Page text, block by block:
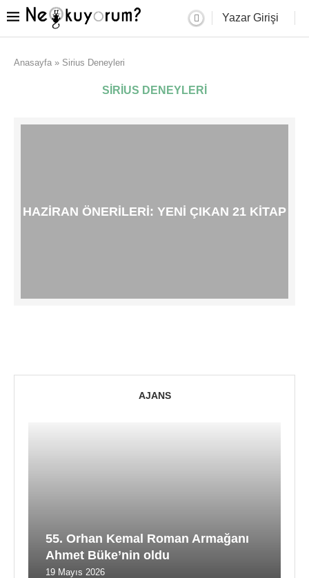
Yazar Girişi
Anasayfa » Sirius Deneyleri
SIRIUS DENEYLERI
HAZIRAN ÖNERILERI: YENI ÇIKAN 21 KITAP
AJANS
55. Orhan Kemal Roman Armağanı
Ahmet Büke’nin oldu
19 Mayıs 2026